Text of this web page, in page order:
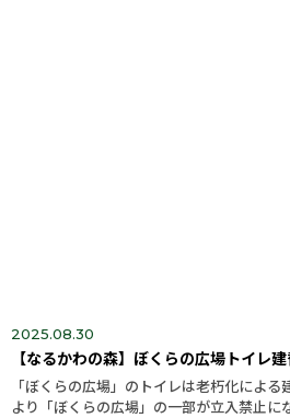
【なるかわの森】ぼくらの広場トイレ
「ぼくらの広場」のトイレは老朽化によ
より「ぼくらの広場」の一部が立入禁止に
2025.08.30